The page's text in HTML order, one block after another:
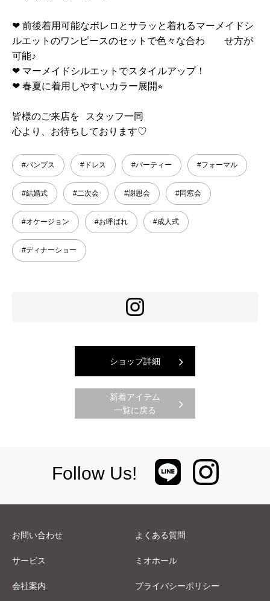
❤︎ 前後着用可能なボレロとサラッと着れるマーメイドシ
ルエットのワンピースのセットで色々な合わ せ方が
可能♪
❤︎ マーメイドシルエットでスタイルアップ！
❤︎ 春夏に着用しやすいカラー展開⭐︎
皆様のご来店を スタッフ一同
心より、お待ちしております♡
#パンプス #ドレス #パーティー #フォーマル
#結婚式 #二次会 #謝恩会 #同窓会
#オケージョン #お呼ばれ #成人式
#ディナーショー
ショップ詳細
新着アイテム
一覧に戻る
Follow Us!
お問い合わせ よくある質問
サービス ミオホール
会社案内 プライバシーポリシー